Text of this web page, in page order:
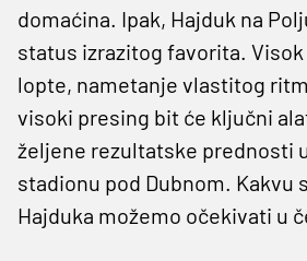
domaćina. Ipak, Hajduk na
status izrazitog favorita.
lopte, nametanje vlastitog
visoki presing bit će ključni
željene rezultatske prednosti
stadionu pod Dubnom. Kakvu
Hajduka možemo očekivati u